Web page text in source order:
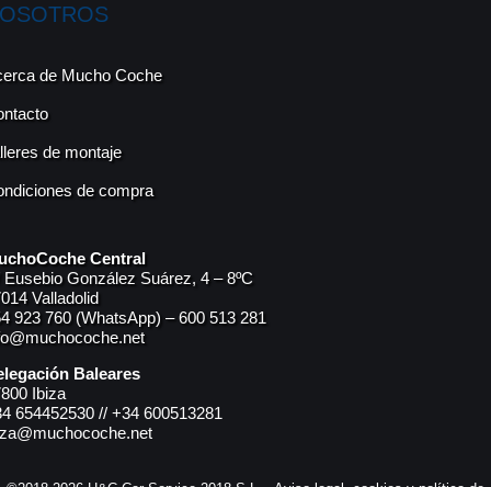
de Mucho Coche
de montaje
de compra
Central
Eusebio González Suárez, 4 – 8ºC
Valladolid
923 760 (WhatsApp) – 600 513 281
Baleares
Ibiza
654452530 // +34 600513281